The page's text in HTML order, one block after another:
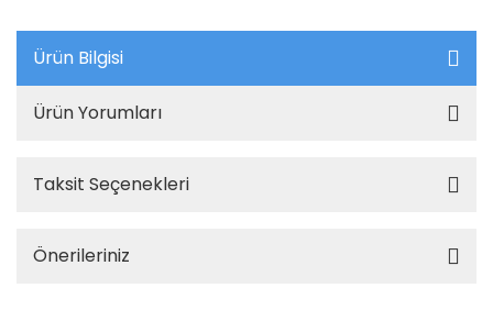
Ürün Bilgisi
Ürün Yorumları
Taksit Seçenekleri
Önerileriniz